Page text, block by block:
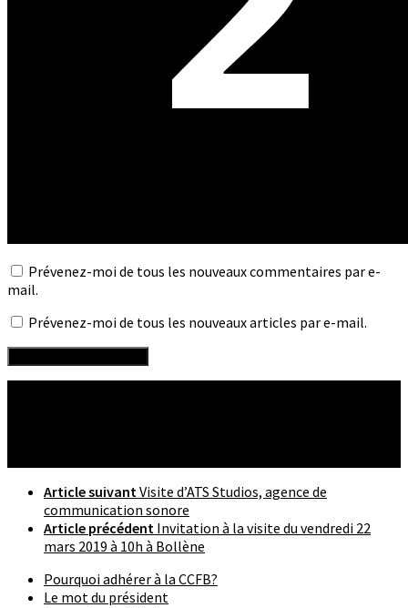
Prévenez-moi de tous les nouveaux commentaires par e-
mail.
Prévenez-moi de tous les nouveaux articles par e-mail.
Article suivantVisite d’ATS Studios, agence de
communication sonore
Article précédent Invitation à la visite du vendredi 22
mars 2019 à 10h à Bollène
Pourquoi adhérer à la CCFB?
Le mot du président